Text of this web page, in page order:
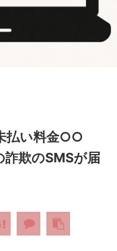
払い料金○○
詐欺のSMSが届